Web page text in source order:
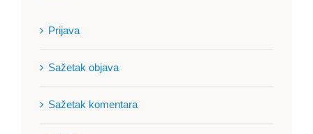
Prijava
Sažetak objava
Sažetak komentara